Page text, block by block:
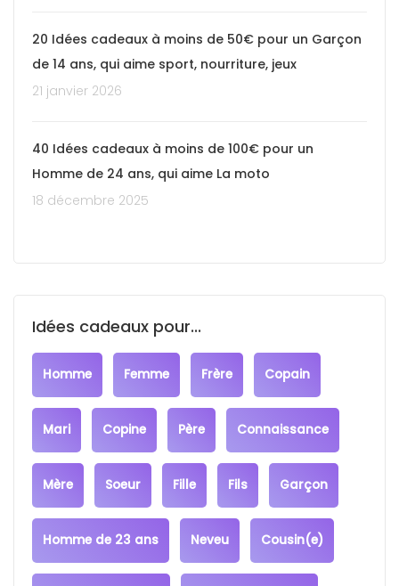
20 Idées cadeaux à moins de 50€ pour un Garçon
de 14 ans, qui aime sport, nourriture, jeux
21 janvier 2026
40 Idées cadeaux à moins de 100€ pour un
Homme de 24 ans, qui aime La moto
18 décembre 2025
Idées cadeaux pour...
Homme Femme Frère Copain
Mari Copine Père Connaissance
Mère Soeur Fille Fils Garçon
Homme de 23 ans Neveu Cousin(e)